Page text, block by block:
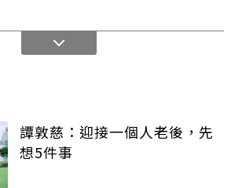
譚敦慈：迎接一個人老後，先
想5件事